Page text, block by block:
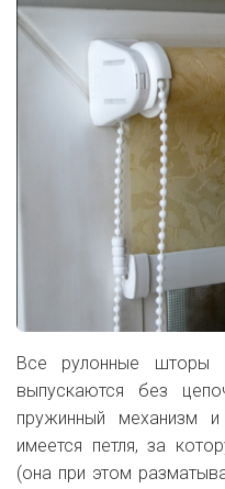
Все рулонные шторы
выпускаются без
пружинный механизм
имеется петля, за
(она при этом